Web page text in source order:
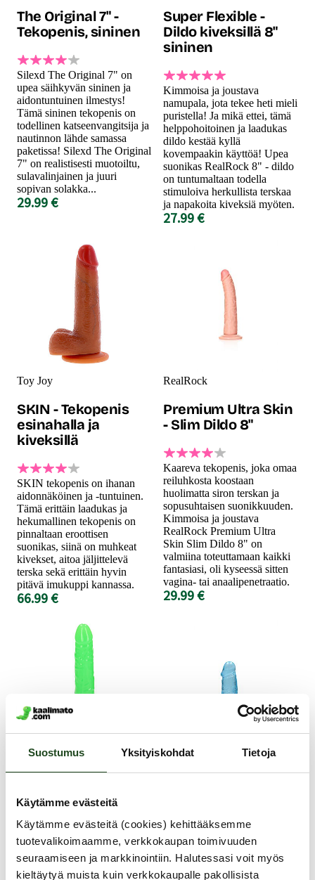
Suostumus Yksityiskohdat Tietoja
Käytämme evästeitä
Käytämme evästeitä (cookies) kehittääksemme
tuotevalikoimaamme, verkkokaupan toimivuuden
seuraamiseen ja markkinointiin. Halutessasi voit myös
kieltäytyä muista kuin verkkokaupalle pakollisista
The Original 7" -
Tekopenis, sininen
Silexd The Original 7" on
upea säihkyvän sininen ja
aidontuntuinen ilmestys!
Tämä sininen tekopenis on
todellinen katseenvangitsija ja
nautinnon lähde samassa
paketissa! Silexd The Original
7" on realistisesti muotoiltu,
sulavalinjainen ja juuri
sopivan solakka...
29.99 €
Super Flexible -
Dildo kiveksillä 8"
sininen
Kimmoisa ja joustava
namupala, jota tekee heti mieli
puristella! Ja mikä ettei, tämä
helppohoitoinen ja laadukas
dildo kestää kyllä
kovempaakin käyttöä! Upea
suonikas RealRock 8" - dildo
on tuntumaltaan todella
stimuloiva herkullista terskaa
ja napakoita kiveksiä myöten.
27.99 €
Toy Joy
SKIN - Tekopenis
esinahalla ja
kiveksillä
SKIN tekopenis on ihanan
aidonnäköinen ja -tuntuinen.
Tämä erittäin laadukas ja
hekumallinen tekopenis on
pinnaltaan eroottisen
suonikas, siinä on muhkeat
kivekset, aitoa jäljittelevä
terska sekä erittäin hyvin
pitävä imukuppi kannassa.
66.99 €
RealRock
Premium Ultra Skin
- Slim Dildo 8"
Kaareva tekopenis, joka omaa
reiluhkosta koostaan
huolimatta siron terskan ja
sopusuhtaisen suonikkuuden.
Kimmoisa ja joustava
RealRock Premium Ultra
Skin Slim Dildo 8" on
valmiina toteuttamaan kaikki
fantasiasi, oli kyseessä sitten
vagina- tai anaalipenetraatio.
29.99 €
Dildo 8"
Neon vihreä dildo hohtaa
pimeässä ja sekös vasta on
jännittävää! Kimmoisasta ja
sininen
Tämä sinertävän raikkaasti
läpikuultava dildo on